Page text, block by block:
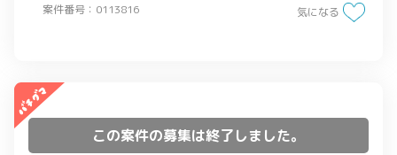
案件番号：0113816 気になる
この案件の募集は終了しました。